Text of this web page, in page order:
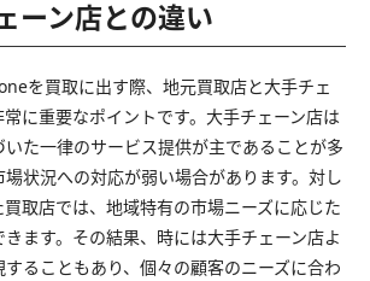
ーン店との違い
を買取に出す際、地元買取店と大手チェ
に重要なポイントです。大手チェーン店は
た一律のサービス提供が主であることが多
場状況への対応が弱い場合があります。対し
取店では、地域特有の市場ニーズに応じた
ます。その結果、時には大手チェーン店よ
することもあり、個々の顧客のニーズに合わ